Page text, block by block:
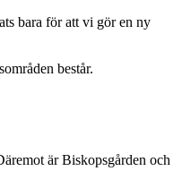
bara för att vi gör en ny
består.
är Biskopsgården och